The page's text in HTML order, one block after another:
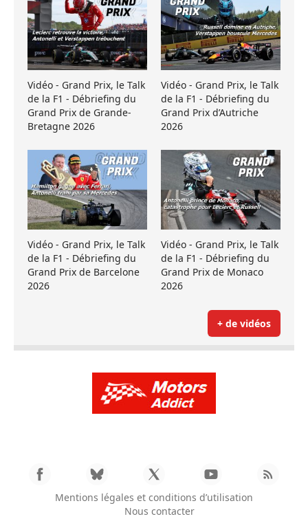
Vidéo - Grand Prix, le Talk
de la F1 - Débriefing du
Grand Prix de Grande-
Bretagne 2026
Vidéo - Grand Prix, le Talk
de la F1 - Débriefing du
Grand Prix d’Autriche
2026
Vidéo - Grand Prix, le Talk
de la F1 - Débriefing du
Grand Prix de Barcelone
2026
Vidéo - Grand Prix, le Talk
de la F1 - Débriefing du
Grand Prix de Monaco
2026
+ de vidéos
Mentions légales et conditions d’utilisation
Nous contacter